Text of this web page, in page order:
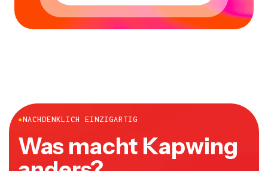
●NACHDENKLICH EINZIGARTIG
Was macht Kapwing